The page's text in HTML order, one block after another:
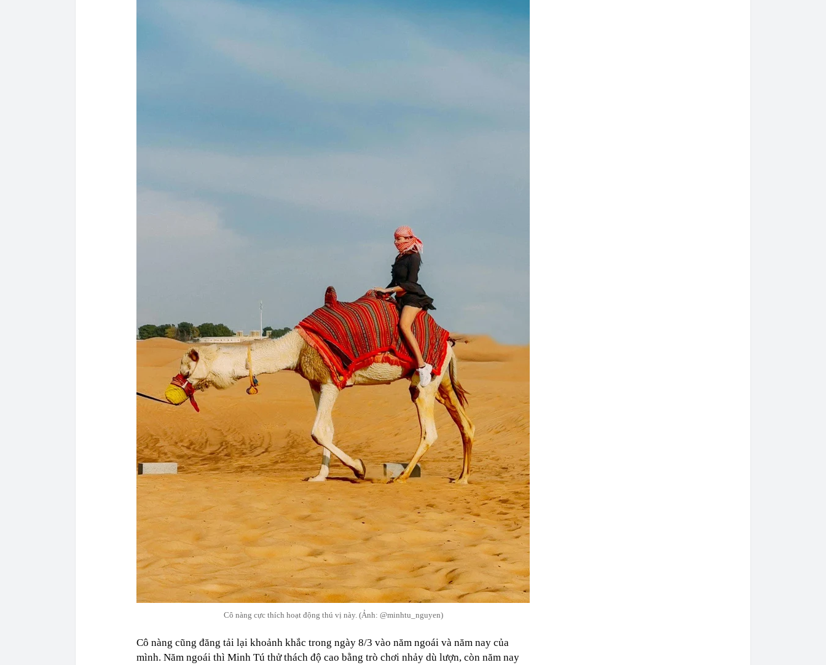
Cô nàng cực thích hoạt động thú vị này. (Ảnh: @minhtu_nguyen)
Cô nàng cũng đăng tải lại khoảnh khắc trong ngày 8/3 vào năm ngoái và năm nay của
mình. Năm ngoái thì Minh Tú thử thách độ cao bằng trò chơi nhảy dù lượn, còn năm nay